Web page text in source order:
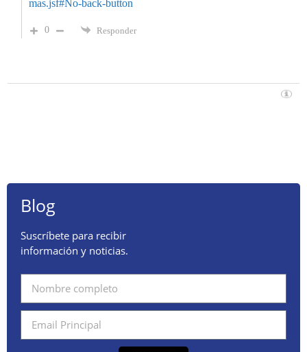
mas.jsf#No-back-button
0 Responder
Blog
Suscríbete para recibir
información y noticias.